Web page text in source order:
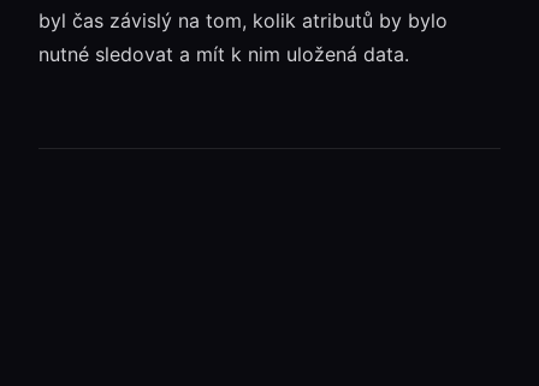
byl čas závislý na tom, kolik atributů by bylo
nutné sledovat a mít k nim uložená data.